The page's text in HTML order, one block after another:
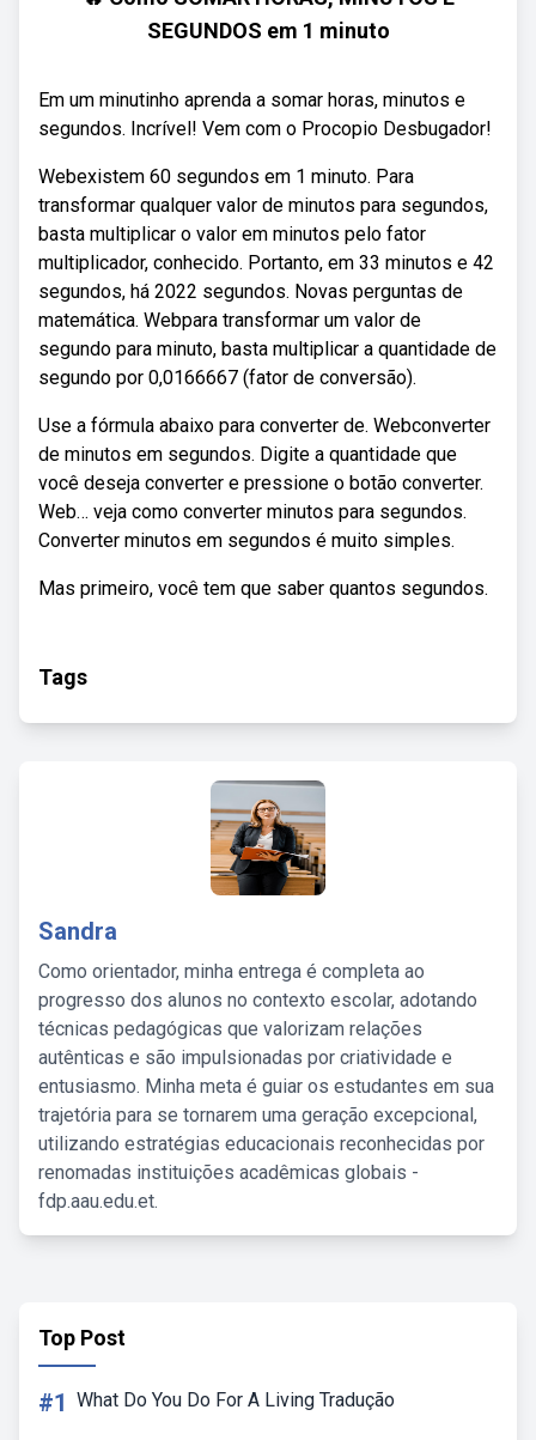
SEGUNDOS em 1 minuto
Em um minutinho aprenda a somar horas, minutos e
segundos. Incrível! Vem com o Procopio Desbugador!
Webexistem 60 segundos em 1 minuto. Para
transformar qualquer valor de minutos para segundos,
basta multiplicar o valor em minutos pelo fator
multiplicador, conhecido. Portanto, em 33 minutos e 42
segundos, há 2022 segundos. Novas perguntas de
matemática. Webpara transformar um valor de
segundo para minuto, basta multiplicar a quantidade de
segundo por 0,0166667 (fator de conversão).
Use a fórmula abaixo para converter de. Webconverter
de minutos em segundos. Digite a quantidade que
você deseja converter e pressione o botão converter.
Web… veja como converter minutos para segundos.
Converter minutos em segundos é muito simples.
Mas primeiro, você tem que saber quantos segundos.
Tags
Sandra
Como orientador, minha entrega é completa ao
progresso dos alunos no contexto escolar, adotando
técnicas pedagógicas que valorizam relações
autênticas e são impulsionadas por criatividade e
entusiasmo. Minha meta é guiar os estudantes em sua
trajetória para se tornarem uma geração excepcional,
utilizando estratégias educacionais reconhecidas por
renomadas instituições acadêmicas globais -
fdp.aau.edu.et.
Top Post
#1 What Do You Do For A Living Tradução